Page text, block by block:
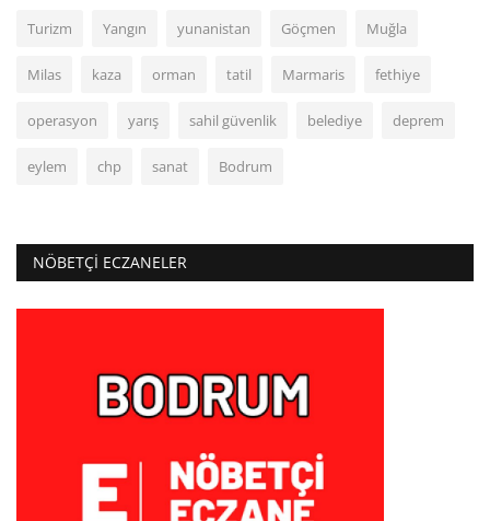
Turizm Yangın yunanistan Göçmen Muğla
Milas kaza orman tatil Marmaris fethiye
operasyon yarış sahil güvenlik belediye deprem
eylem chp sanat Bodrum
NÖBETÇI ECZANELER